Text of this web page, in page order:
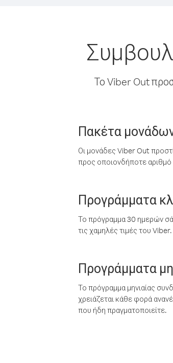
Το Viber Out
Πακέτα
Οι μονάδες Viber Out
προς οποιονδήποτε αριθμό
Προγράμματα
Το πρόγραμμα 30 ημερών
τις χαμηλές τιμές του Viber.
Προγράμματα
Το πρόγραμμα μηνιαίας
χρειάζεται κάθε φορά
που ήδη πραγματοποιείτε.